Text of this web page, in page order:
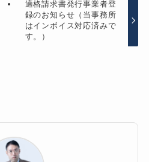
適格請求書発行事業者登
録のお知らせ（当事務所
はインボイス対応済みで
す。）